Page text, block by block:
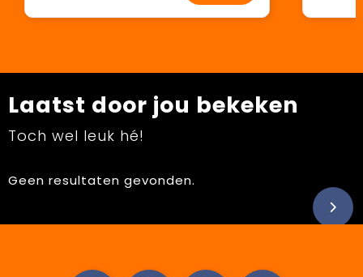
Laatst door jou bekeken
Toch wel leuk hé!
Geen resultaten gevonden.